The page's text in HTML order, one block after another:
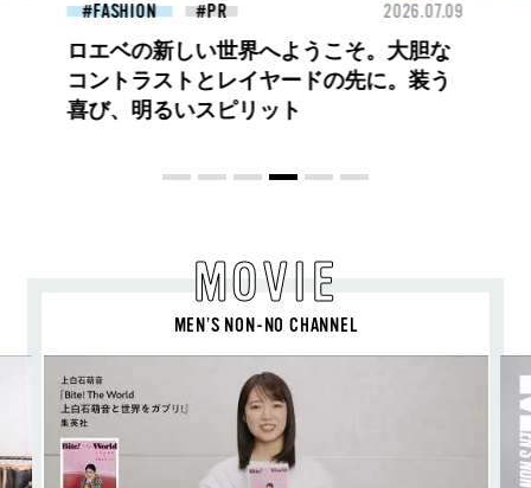
BEAUTY 2026.07.09
夏のパーマ、さらにあか抜け。N.（エヌ
ドット）のスタイリングアイテムで作る
旬ヘアのテクニックを、人気３サロンに
MOVIE
MEN’S NON-NO CHANNEL